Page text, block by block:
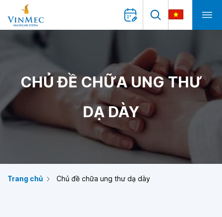
CHỦ ĐỀ CHỮA UNG THƯ
DẠ DÀY
Trang chủ Chủ đề chữa ung thư dạ dày